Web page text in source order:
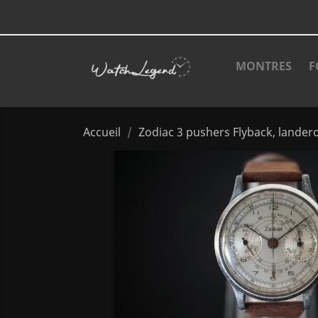
MONTRES
Accueil Zodiac 3 pushers Flyback,